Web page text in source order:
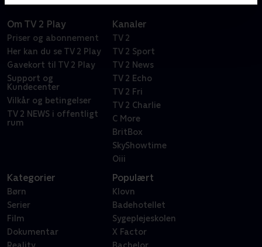
Om TV 2 Play
Priser og abonnement
Her kan du se TV 2 Play
Gavekort til TV 2 Play
Support og
Kundecenter
Vilkår og betingelser
TV 2 NEWS i offentligt
rum
Kanaler
TV 2
TV 2 Sport
TV 2 News
TV 2 Echo
TV 2 Fri
TV 2 Charlie
C More
BritBox
SkyShowtime
Oiii
Kategorier
Børn
Serier
Film
Dokumentar
Populært
Klovn
Badehotellet
Sygeplejeskolen
X Factor